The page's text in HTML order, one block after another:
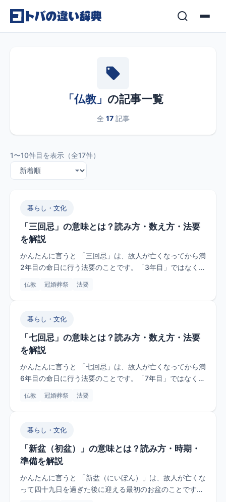
コンテンツへスキップ
「仏教」 の記事一覧
全 17記事
1〜10件目を表示（全17件）
暮らし・文化
「三回忌」の意味とは？読み方・数え方・法要
を解説
かんたんに言うと 「三回忌」は、故人が亡くなってから満
2年目の命日に行う法要のことです。「3年目」ではなく
仏教 冠婚葬祭 法要
暮らし・文化
「七回忌」の意味とは？読み方・数え方・法要
を解説
かんたんに言うと 「七回忌」は、故人が亡くなってから満
6年目の命日に行う法要のことです。「7年目」ではなく
仏教 冠婚葬祭 法要
暮らし・文化
「新盆（初盆）」の意味とは？読み方・時期・
準備を解説
かんたんに言うと 「新盆（にいぼん）」は、故人が亡くな
って四十九日を過ぎた後に迎える最初のお盆のことです。